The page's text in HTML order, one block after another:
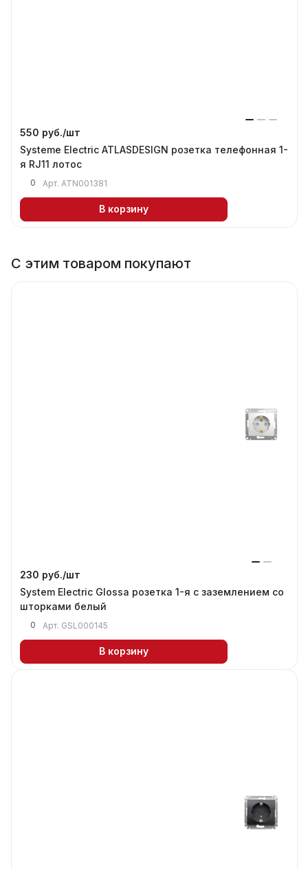
550 руб./шт
Systeme Electric ATLASDESIGN розетка телефонная 1-
я RJ11 лотос
0 Арт. ATN001381
В корзину
С этим товаром покупают
230 руб./шт
System Electric Glossa розетка 1-я с заземлением со
шторками белый
0 Арт. GSL000145
В корзину